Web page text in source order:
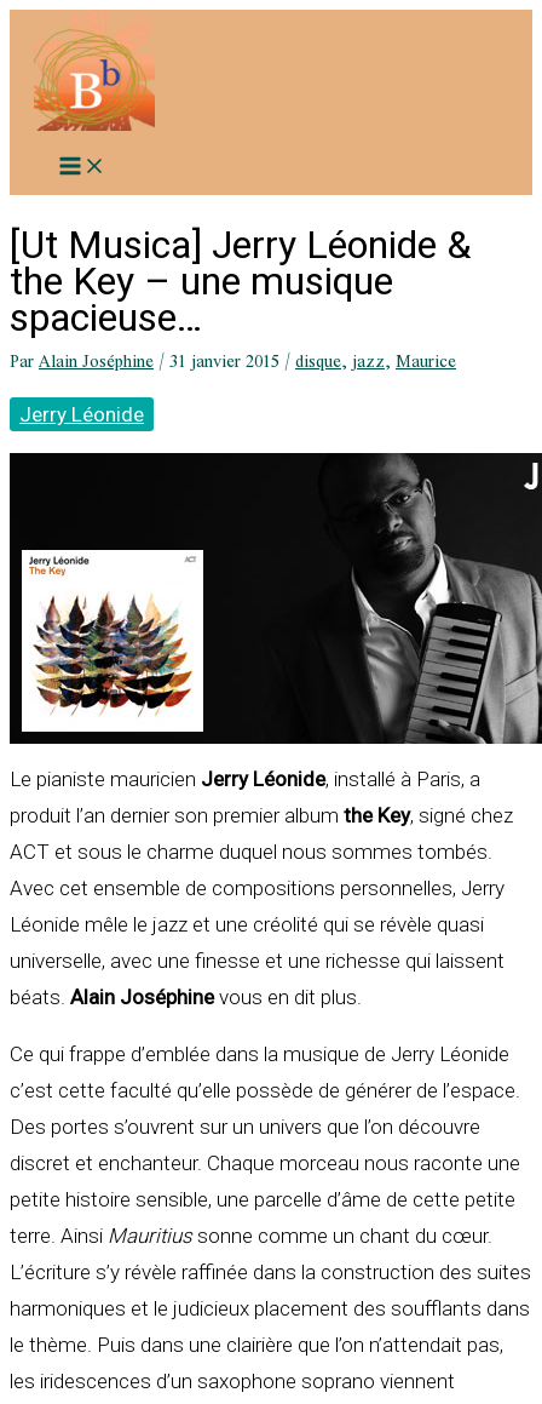
contenu
[Ut Musica] Jerry Léonide &
the Key – une musique
spacieuse…
ParAlain Joséphine/31 janvier 2015/disque,jazz,Maurice
Jerry Léonide
Le pianiste mauricien Jerry Léonide, installé à Paris, a
produit l’an dernier son premier album the Key, signé chez
ACT et sous le charme duquel nous sommes tombés.
Avec cet ensemble de compositions personnelles, Jerry
Léonide mêle le jazz et une créolité qui se révèle quasi
universelle, avec une finesse et une richesse qui laissent
béats. Alain Joséphinevous en dit plus.
Ce qui frappe d’emblée dans la musique de Jerry Léonide
c’est cette faculté qu’elle possède de générer de l’espace.
Des portes s’ouvrent sur un univers que l’on découvre
discret et enchanteur. Chaque morceau nous raconte une
petite histoire sensible, une parcelle d’âme de cette petite
terre. Ainsi Mauritiussonne comme un chant du cœur.
L’écriture s’y révèle raffinée dans la construction des suites
harmoniques et le judicieux placement des soufflants dans
le thème. Puis dans une clairière que l’on n’attendait pas,
les iridescences d’un saxophone soprano viennent